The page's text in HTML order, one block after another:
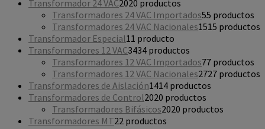
Transformador 24 VAC2020 productos
Transformadores 24 VAC Importados55 productos
Transformadores 24 VAC Nacionales1515 productos
Transformador Especial1 1 producto
Transformadores 12 VAC3434 productos
Transformadores 12 VAC Importados77 productos
Transformadores 12 VAC Nacionales2727 productos
Transformadores de Aislación1414 productos
Transformadores de Control2020 productos
Transformadores Bifásicos2020 productos
Transformadores MT22 productos